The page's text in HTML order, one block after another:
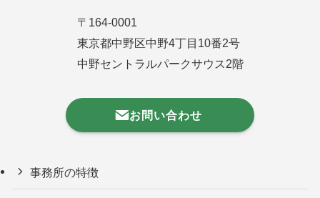
〒164-0001
東京都中野区中野4丁目10番2号
中野セントラルパークサウス2階
お問い合わせ
事務所の特徴